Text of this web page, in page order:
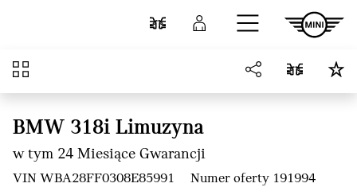
Przejdź do głównej treści
Porównaj Zaloguj się
Przegląd
BMW 318i Limuzyna
w tym 24 Miesiące Gwarancji
VIN WBA28FF0308E85991
Numer oferty 191994